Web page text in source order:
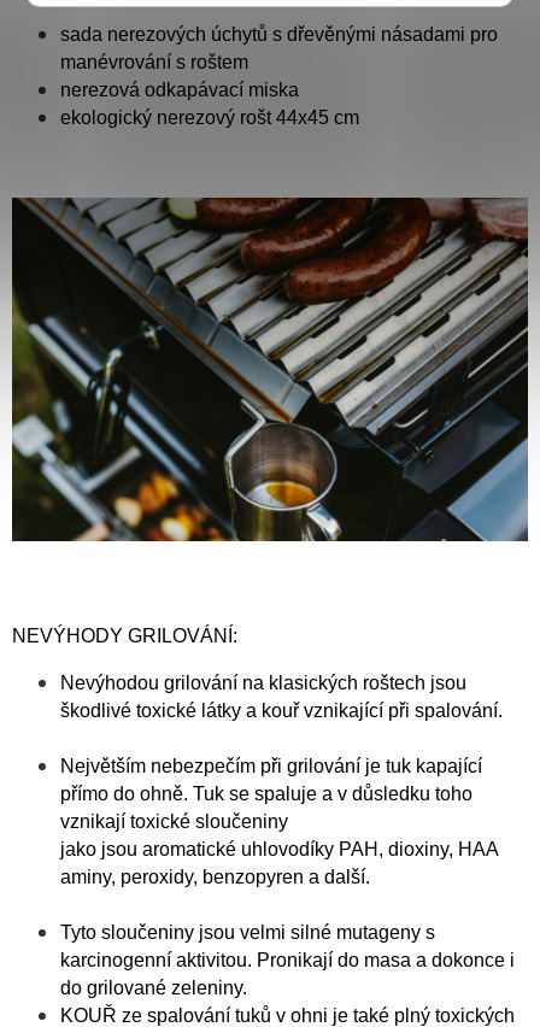
sada nerezových úchytů s dřevěnými násadami pro
manévrování s roštem
nerezová odkapávací miska
ekologický nerezový rošt 44x45 cm
NEVÝHODY GRILOVÁNÍ:
Nevýhodou grilování na klasických roštech jsou
škodlivé toxické látky a kouř vznikající při spalování.
Největším nebezpečím při grilování je tuk kapající
přímo do ohně. Tuk se spaluje a v důsledku toho
vznikají toxické sloučeniny
jako jsou aromatické uhlovodíky PAH, dioxiny, HAA
aminy, peroxidy, benzopyren a další.
Tyto sloučeniny jsou velmi silné mutageny s
karcinogenní aktivitou. Pronikají do masa a dokonce i
do grilované zeleniny.
KOUŘ ze spalování tuků v ohni je také plný toxických